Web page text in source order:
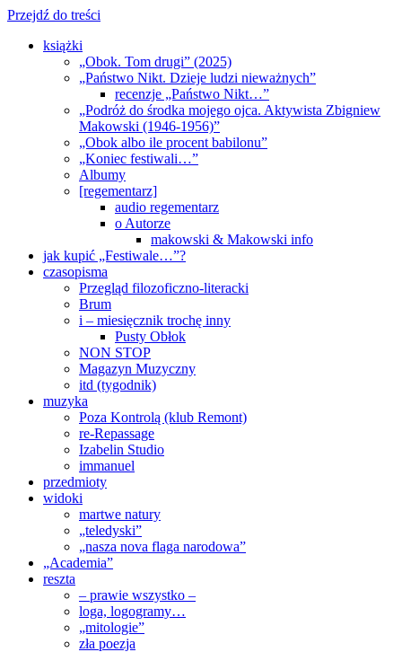
Przejdź do treści
książki
„Obok. Tom drugi” (2025)
„Państwo Nikt. Dzieje ludzi nieważnych”
recenzje „Państwo Nikt…”
„Podróż do środka mojego ojca. Aktywista Zbigniew
Makowski (1946-1956)”
„Obok albo ile procent babilonu”
„Koniec festiwali…”
Albumy
[regementarz]
audio regementarz
o Autorze
makowski & Makowski info
jak kupić „Festiwale…”?
czasopisma
Przegląd filozoficzno-literacki
Brum
i – miesięcznik trochę inny
Pusty Obłok
NON STOP
Magazyn Muzyczny
itd (tygodnik)
muzyka
Poza Kontrolą (klub Remont)
re-Repassage
Izabelin Studio
immanuel
przedmioty
widoki
martwe natury
„teledyski”
„nasza nova flaga narodowa”
„Academia”
reszta
– prawie wszystko –
loga, logogramy…
„mitologie”
zła poezja